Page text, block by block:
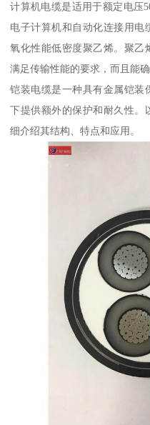
计算机电缆是适用于额定电压
电子计算机和自动化连接用电
氧化性能低密度聚乙烯。聚乙
满足传输性能的要求，而且能
铠装电缆是一种具有金属铠装
下提供额外的保护和耐久性。
细介绍其结构、特点和应用。